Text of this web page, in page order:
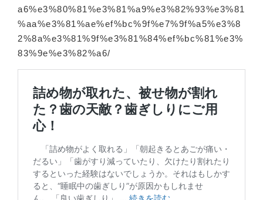
a6%e3%80%81%e3%81%a9%e3%82%93%e3%81
%aa%e3%81%ae%ef%bc%9f%e7%9f%a5%e3%8
2%8a%e3%81%9f%e3%81%84%ef%bc%81%e3%
83%9e%e3%82%a6/